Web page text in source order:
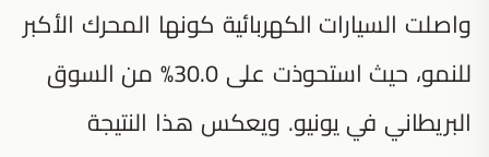
واصلت السيارات الكهربائية كونها المحرك الأكبر
للنمو، حيث استحوذت على 30.0% من السوق
البريطاني في يونيو. ويعكس هذا النتيجة